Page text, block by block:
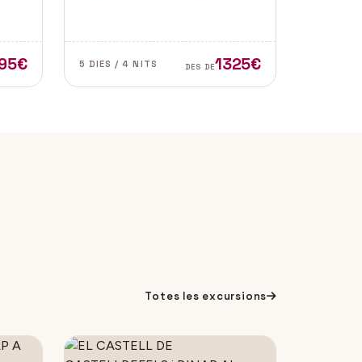
especialment a les províncies de
Cadis i Màlaga. Vens amb
nosaltres?
5 DIES / 4 NITS DES DE1325€
Totes les excursions